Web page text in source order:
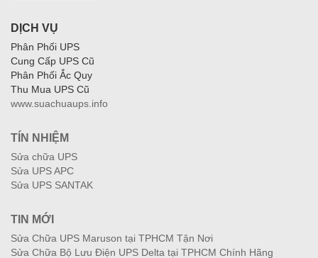
DỊCH VỤ
Phân Phối UPS
Cung Cấp UPS Cũ
Phân Phối Ắc Quy
Thu Mua UPS Cũ
www.suachuaups.info
TÍN NHIỆM
Sửa chữa UPS
Sửa UPS APC
Sửa UPS SANTAK
TIN MỚI
Sửa Chữa UPS Maruson tại TPHCM Tận Nơi
Sửa Chữa Bộ Lưu Điện UPS Delta tại TPHCM Chính Hãng